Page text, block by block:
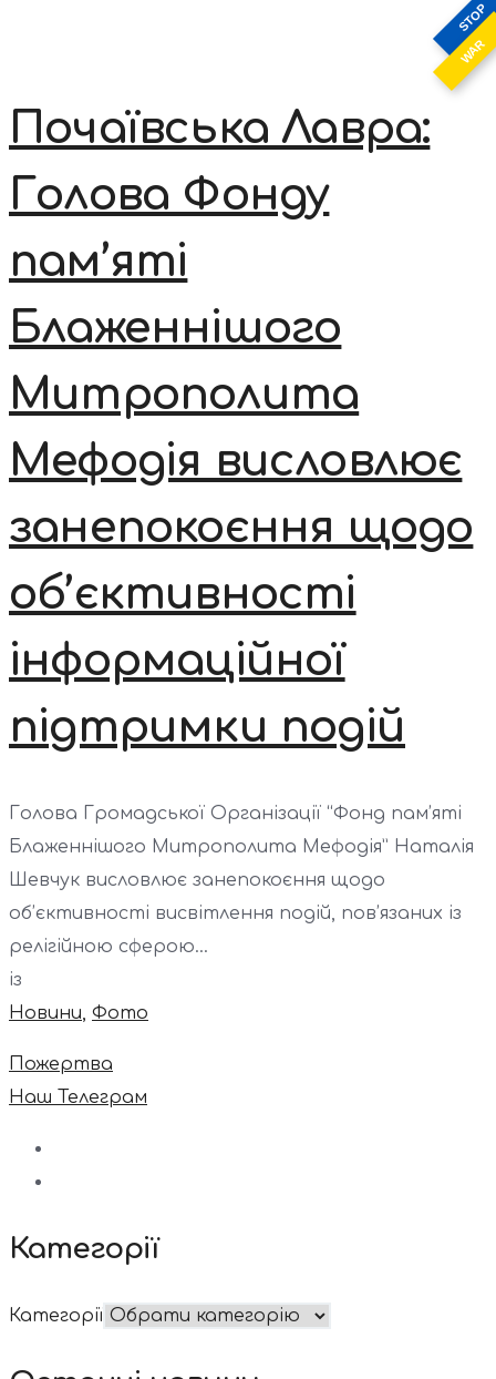
STOP
WAR
Почаївська Лавра:
Голова Фонду
пам’яті
Блаженнішого
Митрополита
Мефодія висловлює
занепокоєння щодо
об’єктивності
інформаційної
підтримки подій
Голова Громадської Організації “Фонд пам’яті
Блаженнішого Митрополита Мефодія” Наталія
Шевчук висловлює занепокоєння щодо
об’єктивності висвітлення подій, пов’язаних із
релігійною сферою...
із
Новини, Фото
Пожертва
Наш Телеграм
Категорії
Категорії